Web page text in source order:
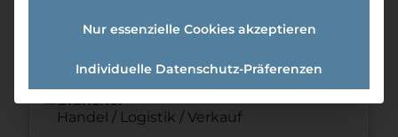
Details zur Lehrstelle
folderBranche:
Handel / Logistik / Verkauf
Nur essenzielle Cookies akzeptieren
Individuelle Datenschutz-Präferenzen